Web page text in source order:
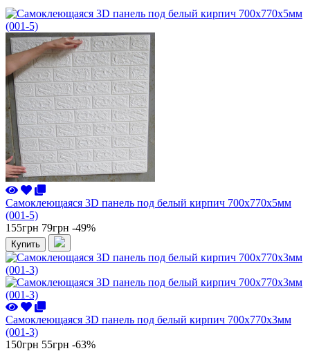
Самоклеющаяся 3D панель под белый кирпич 700x770x5мм
(001-5)
155грн 79грн -49%
Купить
Самоклеющаяся 3D панель под белый кирпич 700x770x3мм
(001-3)
150грн 55грн -63%